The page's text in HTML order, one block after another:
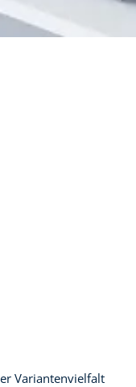
Variantenvielfalt​